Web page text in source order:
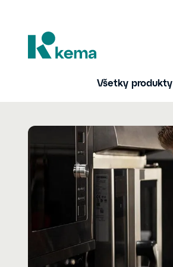
Všetky produkty